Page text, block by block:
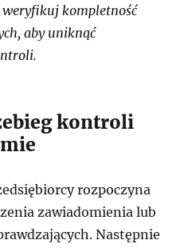
weryfikuj kompletność
aby uniknąć
kontroli
rozpoczyna
zawiadomienia lub
Następnie